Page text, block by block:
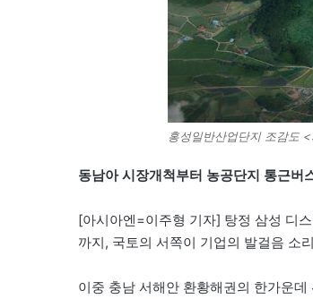
홍성일반산업단지 조감도
동남아 시장개척부터 농공단지 통근버
[아시아엔=이주형 기자] 탕정 삼성 디
까지, 국토의 서쪽이 기업의 발걸음 소
이중 충남 서해안 환황해권의 한가운